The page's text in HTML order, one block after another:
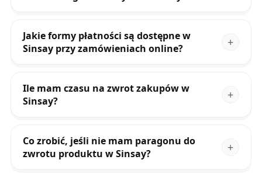
Jakie formy płatności są dostępne w
Sinsay przy zamówieniach online?
Ile mam czasu na zwrot zakupów w
Sinsay?
Co zrobić, jeśli nie mam paragonu do
zwrotu produktu w Sinsay?